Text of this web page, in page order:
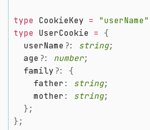
type CookieKey = "userName"
type UserCookie =
{
  userName
?: string;
  age
?: number;
  family
?:
{
    father
: string;
    mother
: string;
};
};